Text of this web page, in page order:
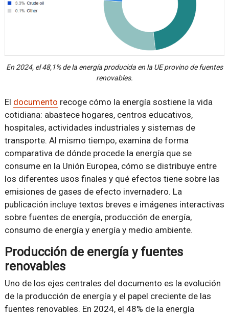
En 2024, el 48,1% de la energía producida en la UE provino de fuentes
renovables.
El documento recoge cómo la energía sostiene la vida
cotidiana: abastece hogares, centros educativos,
hospitales, actividades industriales y sistemas de
transporte. Al mismo tiempo, examina de forma
comparativa de dónde procede la energía que se
consume en la Unión Europea, cómo se distribuye entre
los diferentes usos finales y qué efectos tiene sobre las
emisiones de gases de efecto invernadero. La
publicación incluye textos breves e imágenes interactivas
sobre fuentes de energía, producción de energía,
consumo de energía y energía y medio ambiente.
Producción de energía y fuentes
renovables
Uno de los ejes centrales del documento es la evolución
de la producción de energía y el papel creciente de las
fuentes renovables. En 2024, el 48% de la energía